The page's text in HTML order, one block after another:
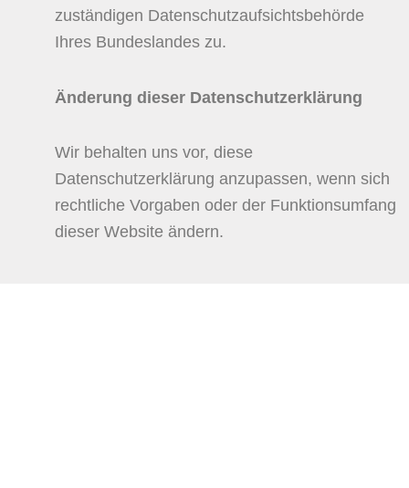
zuständigen Datenschutzaufsichtsbehörde
Ihres Bundeslandes zu.
Änderung dieser Datenschutzerklärung
Wir behalten uns vor, diese
Datenschutzerklärung anzupassen, wenn sich
rechtliche Vorgaben oder der Funktionsumfang
dieser Website ändern.